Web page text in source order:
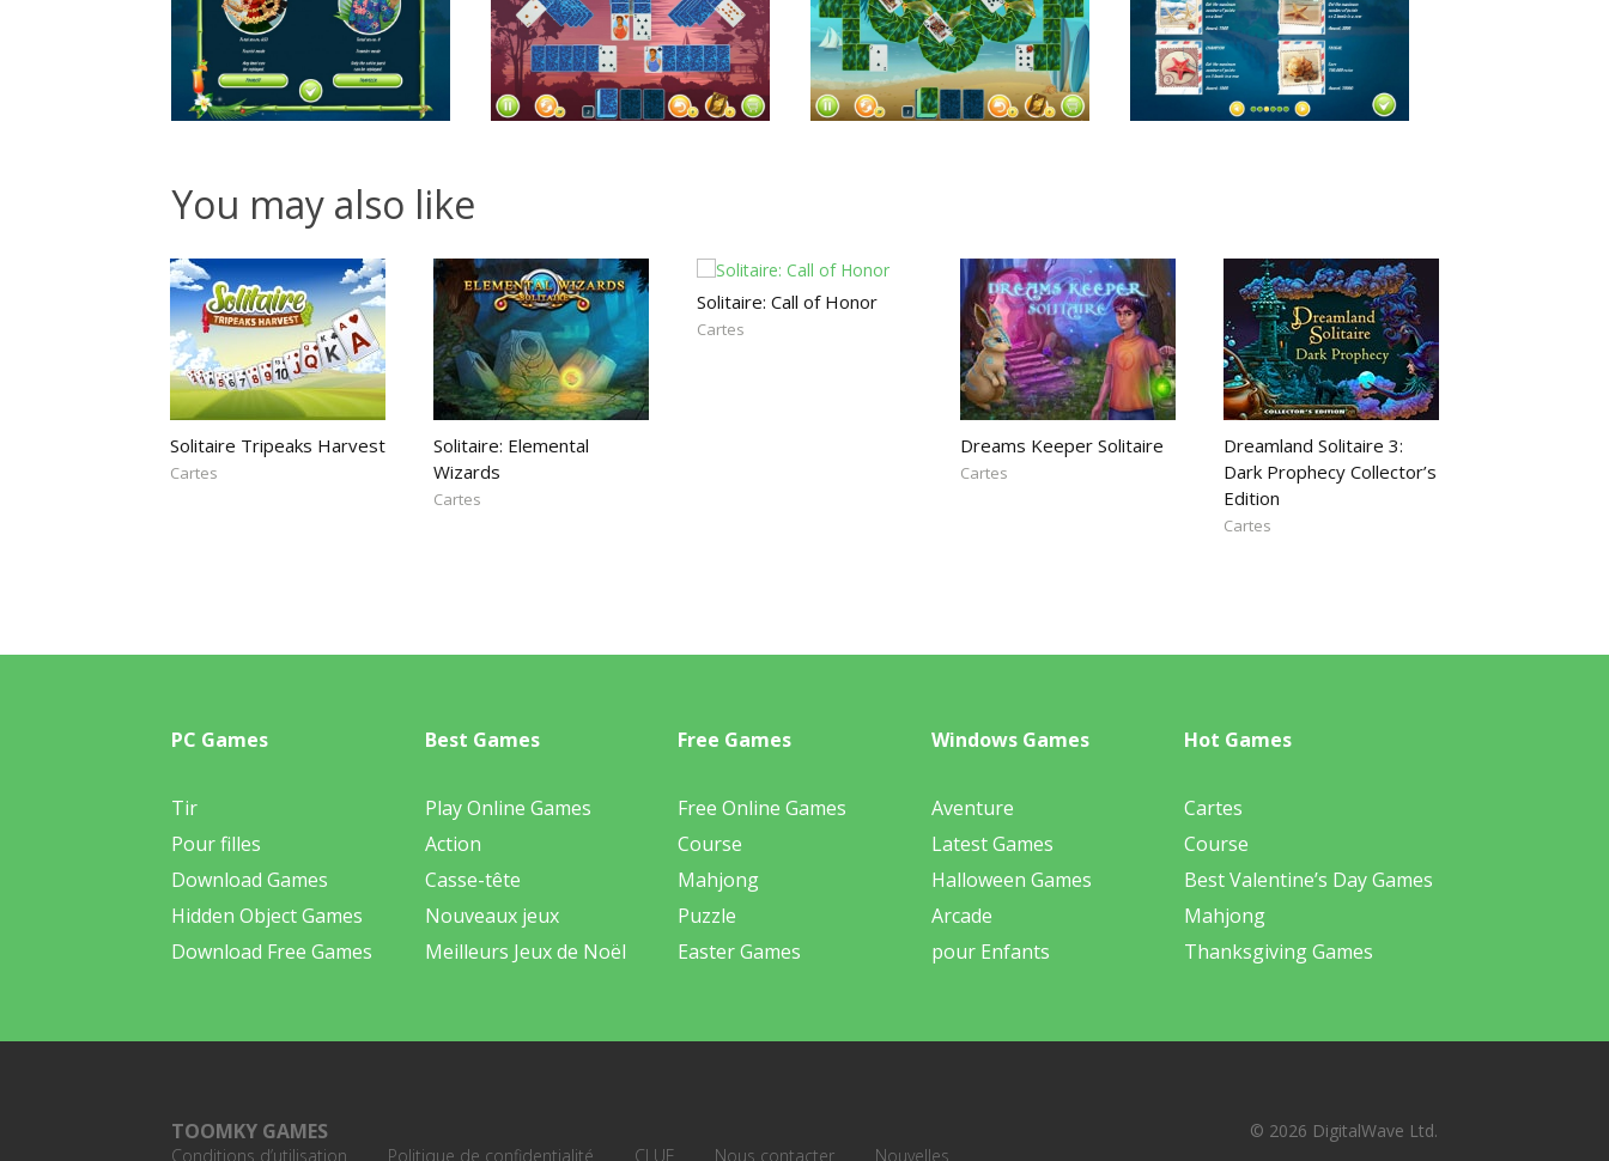
You may also like
Solitaire Tripeaks Harvest
Cartes
Solitaire: Elemental
Wizards
Cartes
Solitaire: Call of Honor
Cartes
Dreams Keeper Solitaire
Cartes
Dreamland Solitaire 3:
Dark Prophecy Collector’s
Edition
Cartes
PC Games
Tir
Pour filles
Download Games
Hidden Object Games
Download Free Games
Best Games
Play Online Games
Action
Casse-tête
Nouveaux jeux
Meilleurs Jeux de Noël
Free Games
Free Online Games
Course
Mahjong
Puzzle
Easter Games
Windows Games
Aventure
Latest Games
Halloween Games
Arcade
pour Enfants
Hot Games
Cartes
Course
Best Valentine’s Day Games
Mahjong
Thanksgiving Games
TOOMKY GAMES
© 2026 DigitalWave Ltd.
Conditions d’utilisation
Politique de confidentialité CLUF Nous contacter Nouvelles